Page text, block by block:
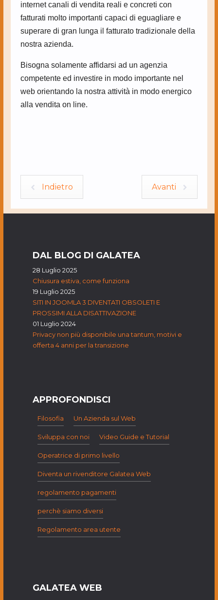
internet canali di vendita reali e concreti con
fatturati molto importanti capaci di eguagliare e
superare di gran lunga il fatturato tradizionale della
nostra azienda.
Bisogna solamente affidarsi ad un agenzia
competente ed investire in modo importante nel
web orientando la nostra attività in modo energico
alla vendita on line.
Indietro Avanti
DAL BLOG DI GALATEA
28 Luglio 2025
Chiusura estiva, come funziona
19 Luglio 2025
SITI IN JOOMLA 3 DIVENTATI OBSOLETI E
PROSSIMI ALLA DISATTIVAZIONE
01 Luglio 2024
Privacy non più disponibile una tantum, motivi e
offerta 4 anni per la transizione
APPROFONDISCI
Filosofia Un Azienda sul Web
Sviluppa con noi Video Guide e Tutorial
Operatrice di primo livello
Diventa un rivenditore Galatea Web
regolamento pagamenti
perchè siamo diversi
Regolamento area utente
GALATEA WEB